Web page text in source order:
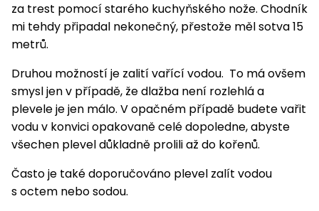
Příslušenství
Náhradní
nože
Zahradní
válce
větví
Fukary,
vysavače
Vozíky
a
Čerpadla
Písek
do
Pytle,
konve
obrubníky
Příslušenství
Bagry
pěchy
Transportéry,
stavební
stroje
Řezačky
betonu
a
Doplňky
Akumulátory
do
filtrace
PROMINENT
za trest pomocí starého kuchyňského nože. Chodník
mi tehdy připadal nekonečný, přestože měl sotva 15
metrů.
Druhou možností je zalití vařící vodou. To má ovšem
smysl jen v případě, že dlažba není rozlehlá a
plevele je jen málo. V opačném případě budete vařit
vodu v konvici opakovaně celé dopoledne, abyste
všechen plevel důkladně prolili až do kořenů.
Často je také doporučováno plevel zalít vodou
s octem nebo sodou.